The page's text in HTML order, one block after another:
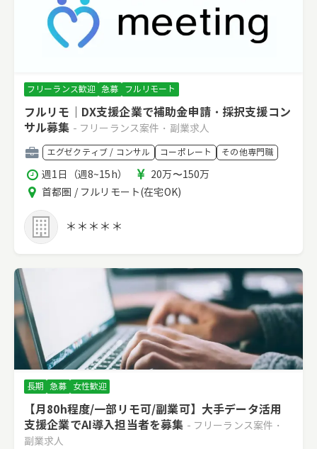
フリーランス歓迎 急募 フルリモート
フルリモ｜DX支援企業で補助金申請・採択支援コン
サル募集 - フリーランス案件・副業求人
職
種
エグゼクティブ / コンサル コーポレート その他専門職
稼
働
時
間
週1日（週8~15h）
報
酬
20万〜150万
エ
ア
首都圏 / フルリモート(在宅OK)
＊＊＊＊＊
長期 急募 女性歓迎
【月80h程度/一部リモ可/副業可】大手データ活用
支援企業でAI導入担当者を募集 - フリーランス案件・
副業求人